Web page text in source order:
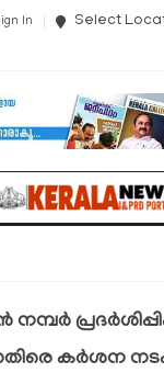
In Select
കര്‍ശന